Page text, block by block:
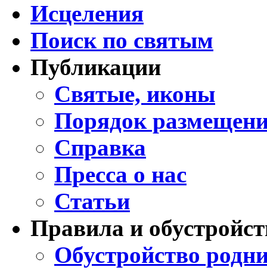
Исцеления
Поиск по святым
Публикации
Святые, иконы
Порядок
Справка
Пресса о нас
Статьи
Правила и
Обустройство